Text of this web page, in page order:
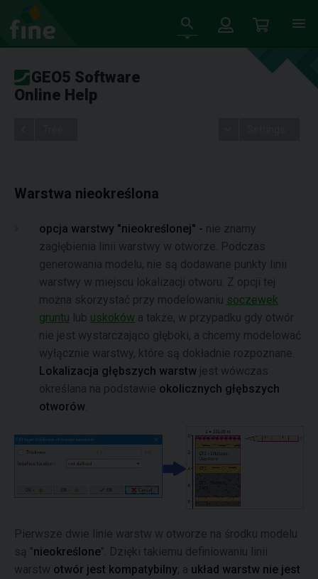
GEO5 Software
Online Help
Warstwa nieokreślona
opcja warstwy "nieokreślonej" - nie znamy
zagłębienia linii warstwy w otworze. Podczas
generowania modelu, nie są dodawane punkty linii
warstwy w miejscu lokalizacji otworu. Z opcji tej
można skorzystać przy modelowaniu soczewek
gruntu lub uskoków a także, w przypadku gdy otwór
nie jest wystarczająco głęboki, a chcemy modelować
wyłącznie warstwy, które są dokładnie rozpoznane.
Lokalizacja głębszych warstw jest wówczas
określana na podstawie okolicznych głębszych
otworów
Pierwsze dwie linie warstw w otworze na środku modelu
są "nieokreślone". Dzięki takiemu definiowaniu linii
warstw otwór jest kompatybilny, a układ warstw nie jest